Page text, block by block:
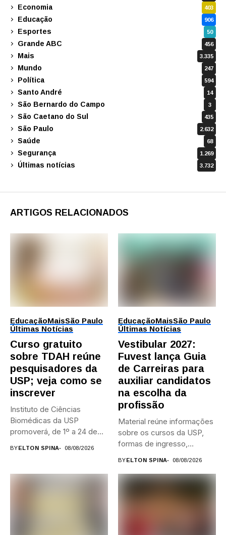
Economia 403
Educação 906
Esportes 50
Grande ABC 456
Mais 3.335
Mundo 247
Política 594
Santo André 14
São Bernardo do Campo 3
São Caetano do Sul 435
São Paulo 2.632
Saúde 68
Segurança 1.269
Últimas notícias 3.732
ARTIGOS RELACIONADOS
EducaçãoMaisSão Paulo
Últimas Notícias
Curso gratuito
sobre TDAH reúne
pesquisadores da
USP; veja como se
inscrever
Instituto de Ciências
Biomédicas da USP
promoverá, de 1º a 24 de...
BYELTON SPINA 08/08/2026
EducaçãoMaisSão Paulo
Últimas Notícias
Vestibular 2027:
Fuvest lança Guia
de Carreiras para
auxiliar candidatos
na escolha da
profissão
Material reúne informações
sobre os cursos da USP,
formas de ingresso,
BYELTON SPINA 08/08/2026